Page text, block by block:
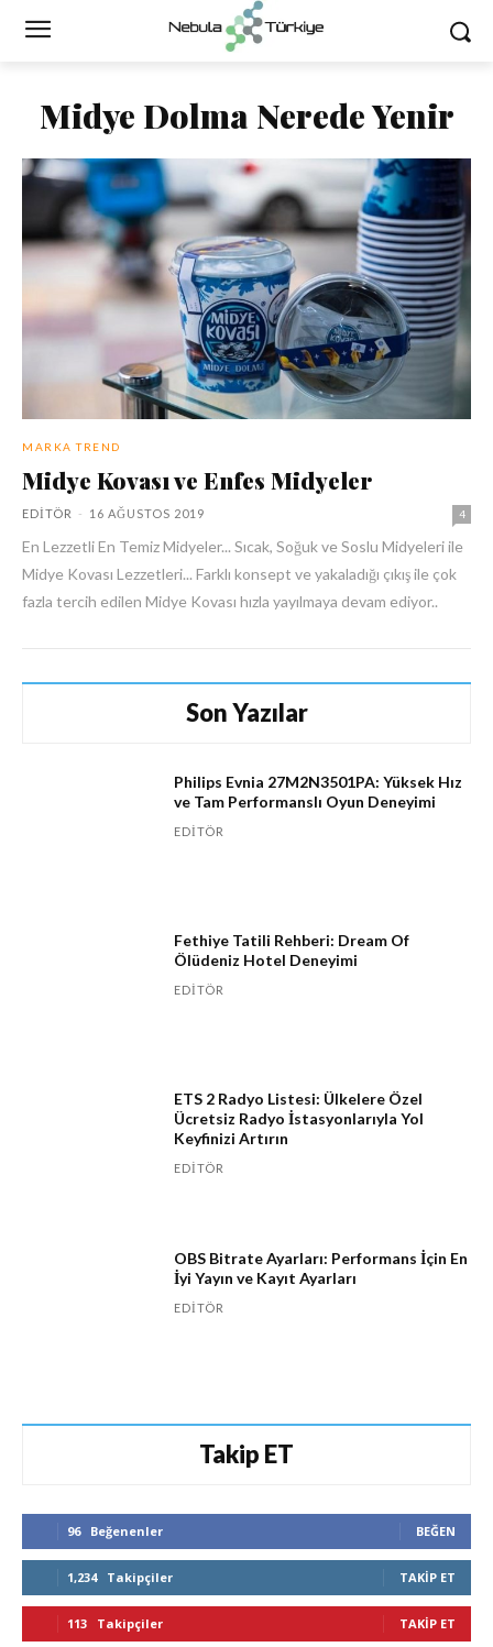
Midye Dolma Nerede Yenir
MARKA TREND
Midye Kovası ve Enfes Midyeler
EDITÖR - 16 AĞUSTOS 2019 4
En Lezzetli En Temiz Midyeler... Sıcak, Soğuk ve Soslu Midyeleri ile
Midye Kovası Lezzetleri... Farklı konsept ve yakaladığı çıkış ile çok
fazla tercih edilen Midye Kovası hızla yayılmaya devam ediyor..
Son Yazılar
Philips Evnia 27M2N3501PA: Yüksek Hız
ve Tam Performanslı Oyun Deneyimi
EDITÖR
Fethiye Tatili Rehberi: Dream Of
Ölüdeniz Hotel Deneyimi
EDITÖR
ETS 2 Radyo Listesi: Ülkelere Özel
Ücretsiz Radyo İstasyonlarıyla Yol
Keyfinizi Artırın
EDITÖR
OBS Bitrate Ayarları: Performans İçin En
İyi Yayın ve Kayıt Ayarları
EDITÖR
Takip ET
96 Beğenenler BEĞEN
1,234 Takipçiler TAKIP ET
113 Takipçiler TAKIP ET